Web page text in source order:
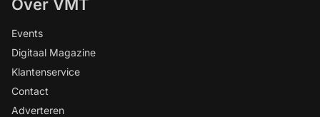
Over VMT
Events
Digitaal Magazine
Klantenservice
Contact
Adverteren